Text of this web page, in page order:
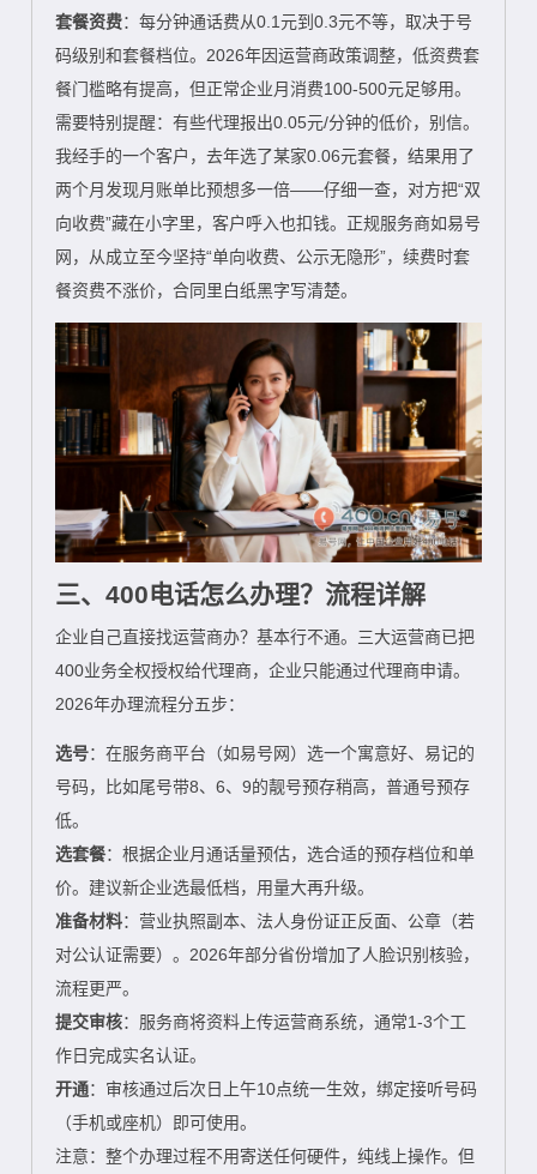
套餐资费：每分钟通话费从0.1元到0.3元不等，取决于号
码级别和套餐档位。2026年因运营商政策调整，低资费套
餐门槛略有提高，但正常企业月消费100-500元足够用。
需要特别提醒：有些代理报出0.05元/分钟的低价，别信。
我经手的一个客户，去年选了某家0.06元套餐，结果用了
两个月发现月账单比预想多一倍——仔细一查，对方把“双
向收费”藏在小字里，客户呼入也扣钱。正规服务商如易号
网，从成立至今坚持“单向收费、公示无隐形”，续费时套
餐资费不涨价，合同里白纸黑字写清楚。
三、400电话怎么办理？流程详解
企业自己直接找运营商办？基本行不通。三大运营商已把
400业务全权授权给代理商，企业只能通过代理商申请。
2026年办理流程分五步：
选号：在服务商平台（如易号网）选一个寓意好、易记的
号码，比如尾号带8、6、9的靓号预存稍高，普通号预存
低。
选套餐：根据企业月通话量预估，选合适的预存档位和单
价。建议新企业选最低档，用量大再升级。
准备材料：营业执照副本、法人身份证正反面、公章（若
对公认证需要）。2026年部分省份增加了人脸识别核验，
流程更严。
提交审核：服务商将资料上传运营商系统，通常1-3个工
作日完成实名认证。
开通：审核通过后次日上午10点统一生效，绑定接听号码
（手机或座机）即可使用。
注意：整个办理过程不用寄送任何硬件，纯线上操作。但